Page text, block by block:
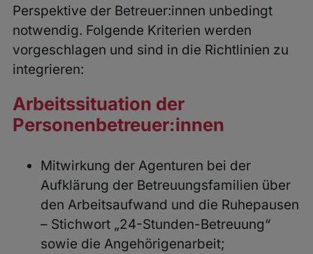
Perspektive der Betreuer:innen unbedingt
notwendig. Folgende Kriterien werden
vorgeschlagen und sind in die Richtlinien zu
integrieren:
Arbeitssituation der
Personenbetreuer:innen
Mitwirkung der Agenturen bei der
Aufklärung der Betreuungsfamilien über
den Arbeitsaufwand und die Ruhepausen
– Stichwort „24-Stunden-Betreuung“
sowie die Angehörigenarbeit;